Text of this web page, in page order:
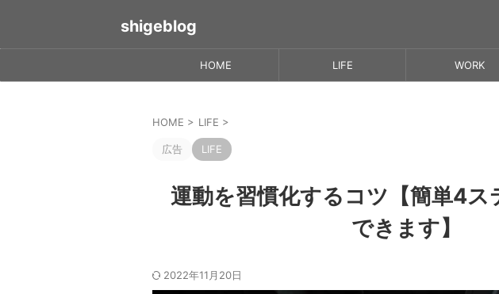
shigeblog
HOME LIFE WORK
HOME > LIFE >
広告 LIFE
運動を習慣化するコツ【簡単4ス
できます】
2022年11月20日